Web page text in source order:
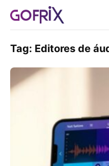
Tag: Editores de